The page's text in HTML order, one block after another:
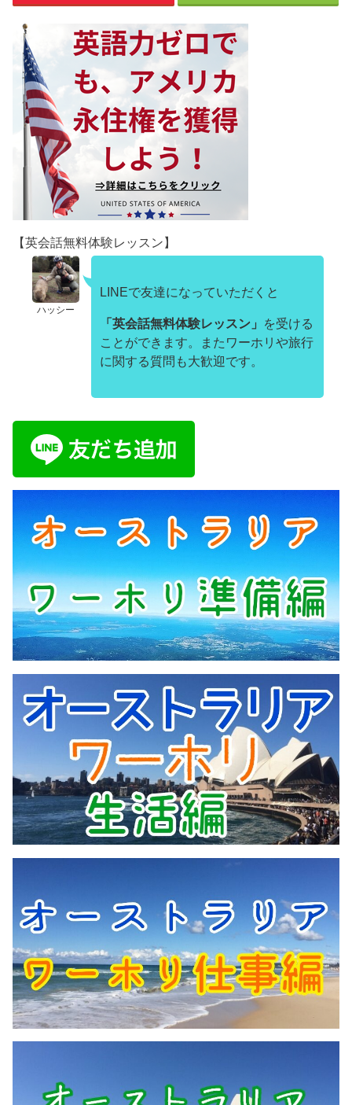
【英会話無料体験レッスン】
ハッシー
LINEで友達になっていただくと
「英会話無料体験レッスン」 を受ける
ことができます。またワーホリや旅行
に関する質問も大歓迎です。